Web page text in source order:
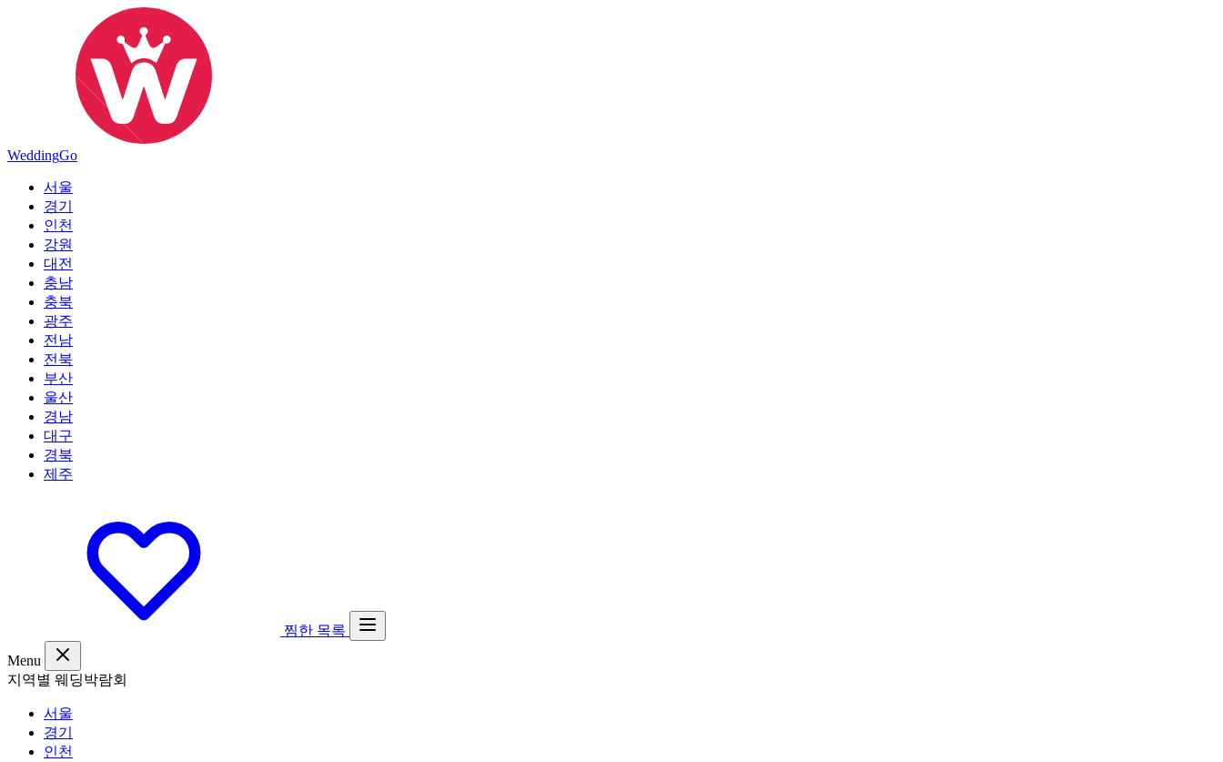
WeddingGo
서울
경기
인천
강원
대전
충남
충북
광주
전남
전북
부산
울산
경남
대구
경북
제주
찜한 목록
Menu
지역별 웨딩박람회
서울
경기
인천